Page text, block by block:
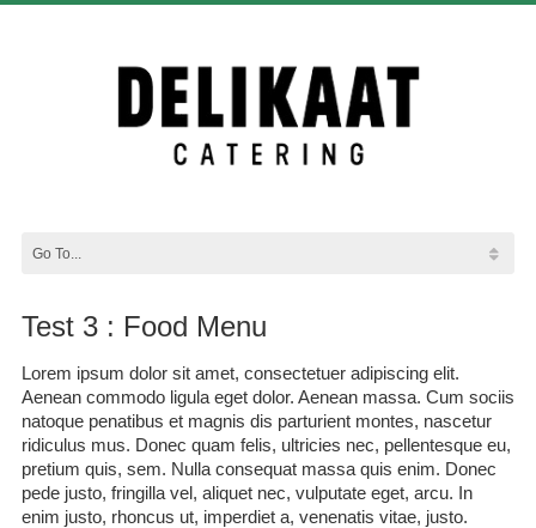
Test 3 : Food Menu
Lorem ipsum dolor sit amet, consectetuer adipiscing elit.
Aenean commodo ligula eget dolor. Aenean massa. Cum sociis
natoque penatibus et magnis dis parturient montes, nascetur
ridiculus mus. Donec quam felis, ultricies nec, pellentesque eu,
pretium quis, sem. Nulla consequat massa quis enim. Donec
pede justo, fringilla vel, aliquet nec, vulputate eget, arcu. In
enim justo, rhoncus ut, imperdiet a, venenatis vitae, justo.